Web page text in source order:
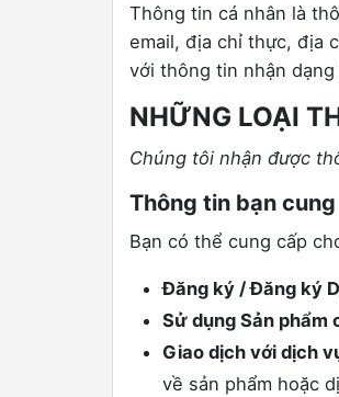
Thông tin cá nhân là
email, địa chỉ thực, địa
với thông tin nhận
NHỮNG LOẠI
Chúng tôi nhận được
Thông tin bạn
Bạn có thể cung cấp
Đăng ký / Đăng ký
Sử dụng Sản phẩm
Giao dịch với dịch
về sản phẩm hoặc